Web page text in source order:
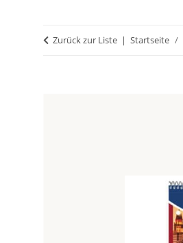
Zurück zur Liste Startseite